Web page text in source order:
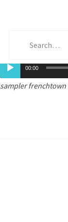
Lecteur
audio
00:00
sampler frenchtown